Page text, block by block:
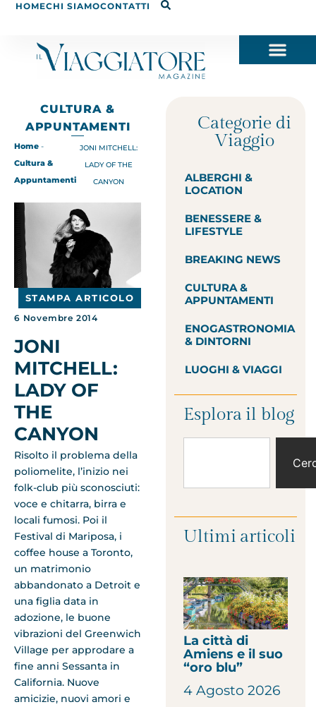
HOMECHI SIAMOCONTATTI
CULTURA &
APPUNTAMENTI
Home -
Cultura &
Appuntamenti
JONI MITCHELL:
LADY OF THE
CANYON
STAMPA ARTICOLO
6 Novembre 2014
JONI
MITCHELL:
LADY OF
THE
CANYON
Risolto il problema della
poliomelite, l’inizio nei
folk-club più sconosciuti:
voce e chitarra, birra e
locali fumosi. Poi il
Festival di Mariposa, i
coffee house a Toronto,
un matrimonio
abbandonato a Detroit e
una figlia data in
adozione, le buone
vibrazioni del Greenwich
Village per approdare a
fine anni Sessanta in
California. Nuove
amicizie, nuovi amori e
Categorie di
Viaggio
ALBERGHI &
LOCATION
BENESSERE &
LIFESTYLE
BREAKING NEWS
CULTURA &
APPUNTAMENTI
ENOGASTRONOMIA
& DINTORNI
LUOGHI & VIAGGI
Esplora il blog
Ultimi articoli
La città di
Amiens e il suo
“oro blu”
4 Agosto 2026